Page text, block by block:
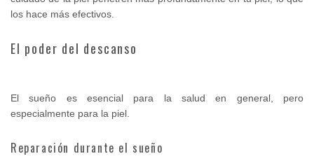
los hace más efectivos.
El poder del descanso
El sueño es esencial para la salud en general, pero
especialmente para la piel.
Reparación durante el sueño